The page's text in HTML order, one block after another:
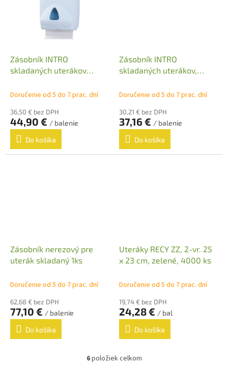
Zásobník INTRO
skladaných uterákov
Doručenie od 5 do 7 prac. dní
36,50 € bez DPH
44,90 € / balenie
Do košíka
Zásobník INTRO
skladaných uterákov,
Doručenie od 5 do 7 prac. dní
30,21 € bez DPH
37,16 € / balenie
Do košíka
Zásobník nerezový pre
uterák skladaný 1ks
Doručenie od 5 do 7 prac. dní
62,68 € bez DPH
77,10 € / balenie
Do košíka
Uteráky RECY ZZ, 2-vr. 25
x 23 cm, zelené, 4000 ks
Doručenie od 5 do 7 prac. dní
19,74 € bez DPH
24,28 € / bal
Do košíka
O
6položiek celkom